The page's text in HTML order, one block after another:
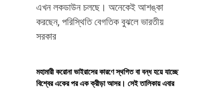
এখন লকডাউন চলছে। অনেকেই আশঙ্কা
করছেন, পরিস্থিতি বেগতিক বুঝলে ভারতীয়
সরকার
মহামারী করোনা ভাইরাসের কারণে স্থগিত বা বন্ধ হয়ে যাচ্ছে
বিশ্বের একের পর এক ক্রীড়া আসর। সেই তালিকায় এবার